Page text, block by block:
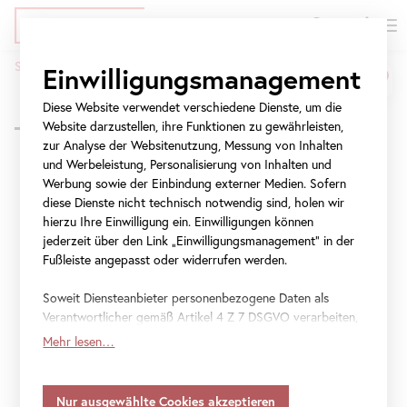
Direkt
Zur
Navigation
springen
Zur
Navigation
springen
Tea
Talk:
Sharing
the
Space
Pfadnavigation
Startseite Programm
Zurück zur Übersicht
Mittwoch, 9. Dezember 2026
15:30 – 17:30
Tea Talk: Sharingthe
Space
Erwachsene, Workshop
Einwilligungsmanagement
Diese Website verwendet verschiedene Dienste, um die
Website darzustellen, ihre Funktionen zu gewährleisten,
zur Analyse der Websitenutzung, Messung von Inhalten
und Werbeleistung, Personalisierung von Inhalten und
Werbung sowie der Einbindung externer Medien. Sofern
diese Dienste nicht technisch notwendig sind, holen wir
hierzu Ihre Einwilligung ein. Einwilligungen können
jederzeit über den Link „Einwilligungsmanagement“ in der
Fußleiste angepasst oder widerrufen werden.
Soweit Diensteanbieter personenbezogene Daten als
Verantwortlicher gemäß Artikel 4 Z 7 DSGVO verarbeiten,
gilt Ihre Einwilligung auch für die Weitergabe an den
Daten in Staaten ohne Vorliegen eines
Mehr lesen…